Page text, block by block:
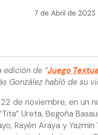
7 de Abril de
edición de “Juego
González habló de su
de noviembre, en un
Ureta, Begoña
Rayén Araya y